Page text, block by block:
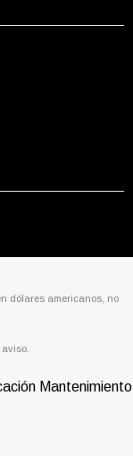
dólares americanos, no
Mantenimiento